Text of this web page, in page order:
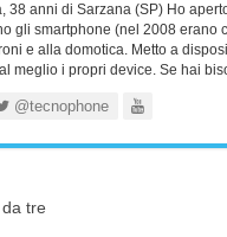
38 anni di Sarzana (SP) Ho
gli smartphone (nel 2008 erano
e alla domotica. Metto a
meglio i propri device. Se hai
@tecnophone
tre